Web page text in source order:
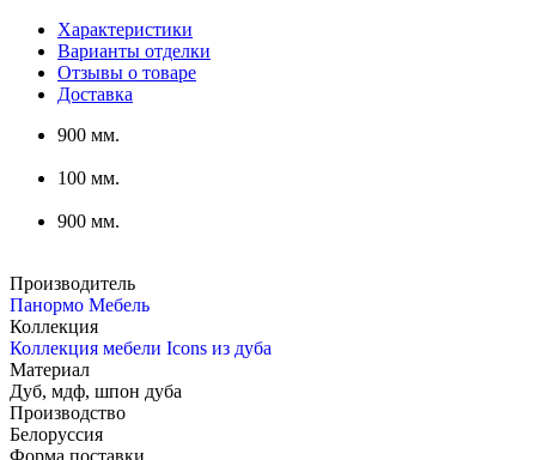
Характеристики
Варианты отделки
Отзывы о товаре
Доставка
900 мм.
100 мм.
900 мм.
Производитель
Панормо Мебель
Коллекция
Коллекция мебели Icons из дуба
Материал
Дуб, мдф, шпон дуба
Производство
Белоруссия